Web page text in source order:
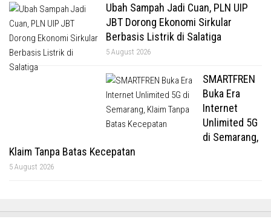
Ubah Sampah Jadi Cuan, PLN UIP
JBT Dorong Ekonomi Sirkular
Berbasis Listrik di Salatiga
5 August 2026
SMARTFREN
Buka Era
Internet
Unlimited 5G
di Semarang,
Klaim Tanpa Batas Kecepatan
5 August 2026